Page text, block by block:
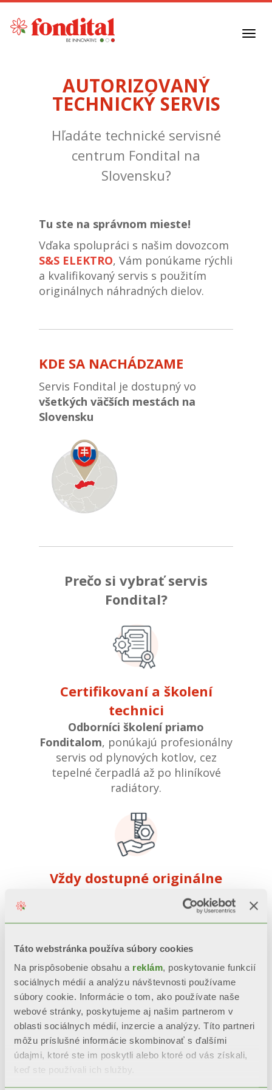
Táto webstránka používa súbory cookies
Na prispôsobenie obsahu a reklám, poskytovanie funkcií
sociálnych médií a analýzu návštevnosti používame
súbory cookie. Informácie o tom, ako používate naše
webové stránky, poskytujeme aj našim partnerom v
oblasti sociálnych médií, inzercie a analýzy. Títo partneri
môžu príslušné informácie skombinovať s ďalšími
údajmi, ktoré ste im poskytli alebo ktoré od vás získali,
keď ste používali ich služby.
AUTORIZOVANÝ
TECHNICKÝ SERVIS
Hľadáte technické servisné
centrum Fondital na
Slovensku?
Tu ste na správnom mieste!
Vďaka spolupráci s našim dovozcom
S&S ELEKTRO, Vám ponúkame rýchli
a kvalifikovaný servis s použitím
originálnych náhradných dielov.
KDE SA NACHÁDZAME
Servis Fondital je dostupný vo
všetkých väčších mestách na
Slovensku
Prečo si vybrať servis
Fondital?
Certifikovaní a školení
technici
Odborníci školení priamo
Fonditalom, ponúkajú profesionálny
servis od plynových kotlov, cez
tepelné čerpadlá až po hliníkové
radiátory.
Vždy dostupné originálne
náhradné diely
originálne diely
Fondital, ktoré máme vždy skladom
pre rýchlu a kvalitnú opravu.
Podpora pre všetky
dostupné produkty
Servisujemekotly
aradiátory, s technickými